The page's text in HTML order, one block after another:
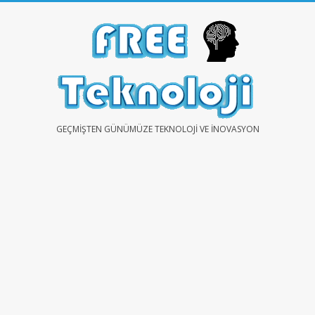
FREEGEÇMIŞTEN GÜNÜMÜZE TEKNOLOJI VE İNOVASYON